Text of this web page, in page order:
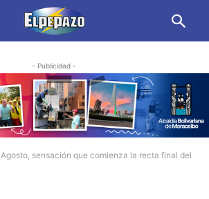
- Publicidad -
Agosto, sensación que comienza la recta final del